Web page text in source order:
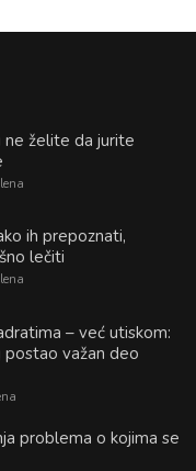
ne želite da jurite
ih prepoznati,
lečiti
– već utiskom:
važan deo
problema o kojima se